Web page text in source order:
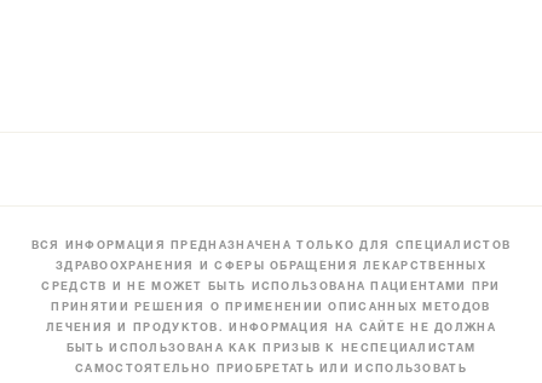
ВСЯ ИНФОРМАЦИЯ ПРЕДНАЗНАЧЕНА ТОЛЬКО ДЛЯ СПЕЦИАЛИСТОВ
ЗДРАВООХРАНЕНИЯ И СФЕРЫ ОБРАЩЕНИЯ ЛЕКАРСТВЕННЫХ
СРЕДСТВ И НЕ МОЖЕТ БЫТЬ ИСПОЛЬЗОВАНА ПАЦИЕНТАМИ ПРИ
ПРИНЯТИИ РЕШЕНИЯ О ПРИМЕНЕНИИ ОПИСАННЫХ МЕТОДОВ
ЛЕЧЕНИЯ И ПРОДУКТОВ. ИНФОРМАЦИЯ НА САЙТЕ НЕ ДОЛЖНА
БЫТЬ ИСПОЛЬЗОВАНА КАК ПРИЗЫВ К НЕСПЕЦИАЛИСТАМ
САМОСТОЯТЕЛЬНО ПРИОБРЕТАТЬ ИЛИ ИСПОЛЬЗОВАТЬ